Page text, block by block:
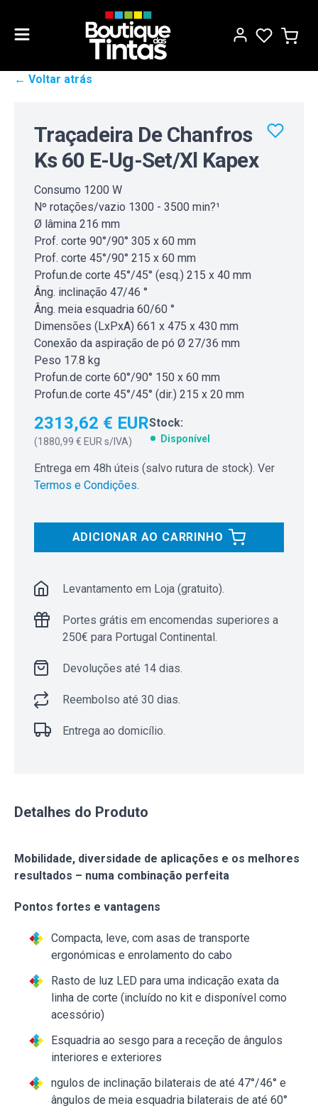
← Voltar atrás
Traçadeira De Chanfros
Ks 60 E-Ug-Set/Xl Kapex
Consumo 1200 W
Nº rotações/vazio 1300 - 3500 min?¹
Ø lâmina 216 mm
Prof. corte 90°/90° 305 x 60 mm
Prof. corte 45°/90° 215 x 60 mm
Profun.de corte 45°/45° (esq.) 215 x 40 mm
Âng. inclinação 47/46 °
Âng. meia esquadria 60/60 °
Dimensões (LxPxA) 661 x 475 x 430 mm
Conexão da aspiração de pó Ø 27/36 mm
Peso 17.8 kg
Profun.de corte 60°/90° 150 x 60 mm
Profun.de corte 45°/45° (dir.) 215 x 20 mm
2313,62 € EUR
(1880,99 € EUR s/IVA)
Stock:
Disponível
Entrega em 48h úteis (salvo rutura de stock). Ver
Termos e Condições.
ADICIONAR AO CARRINHO
Levantamento em Loja (gratuito).
Portes grátis em encomendas superiores a
250€ para Portugal Continental.
Devoluções até 14 dias.
Reembolso até 30 dias.
Entrega ao domicílio.
Detalhes do Produto
Mobilidade, diversidade de aplicações e os melhores
resultados – numa combinação perfeita
Pontos fortes e vantagens
Compacta, leve, com asas de transporte
ergonómicas e enrolamento do cabo
Rasto de luz LED para uma indicação exata da
linha de corte (incluído no kit e disponível como
acessório)
Esquadria ao sesgo para a receção de ângulos
interiores e exteriores
ngulos de inclinação bilaterais de até 47°/46° e
ângulos de meia esquadria bilaterais de até 60°